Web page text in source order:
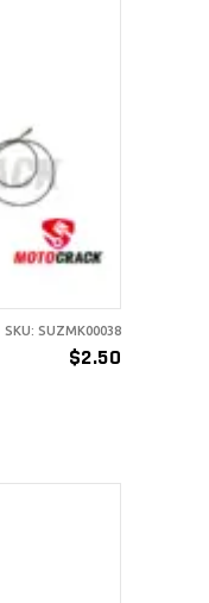
$2.50
SKU: SUZMK00038